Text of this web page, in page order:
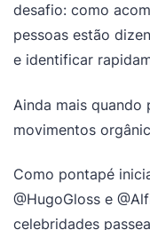
desafio: como
pessoas estão
e identificar
Ainda mais
movimentos
Como pontapé
@HugoGloss e
celebridades